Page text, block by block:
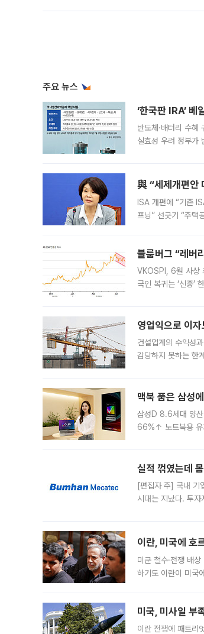
주요 뉴스
‘한국판 IRA’
반도체·배터리 수
실효성 우려 정부가
與 “세제개편안
ISA 개편에 “기존
프닝” 선긋기 “주택
블룸버그 “레버
VKOSPI, 6월 사상
국인 복귀는 ‘신중’
영업익으로 이
건설업계의 수익성
감당하지 못하는 한
맥북 품은 삼성
삼성D 8.6세대 양
66%↑ 노트북용 유
실적 꺾였는데
[편집자 주] 국내 기
시대는 지났다. 투
이란, 미국에 호
미군 철수·전쟁 배
하기도 이란이 미국
미국, 미사일 부
이란 전쟁에 패트리